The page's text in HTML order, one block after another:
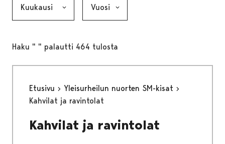
Haku " " palautti 464 tulosta
Etusivu
Yleisurheilun nuorten SM-kisat
Kahvilat ja ravintolat
Kahvilat ja ravintolat